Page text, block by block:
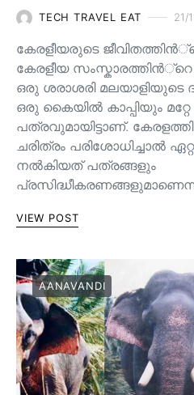
TECH TRAVEL EAT 21/
കേരളീയരുടെ
കേരളീയ
ഒരു ശരാശരി മലയാളിയുടെ
ഒരു കൈയില്‍ കാപ്പിയും
പത്രവുമായിട്ടാണ്.
ചരിത്രം പരിശോധിച്ചാല്‍
നല്‍കിയത് പത്രങ്ങളും
VIEW POST
AANAVANDI